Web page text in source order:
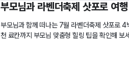
부모님과 라벤더축제 삿포로 여
부모님과 함께 떠나는 7월 라벤더축제 삿포로
천 료칸까지 부모님 맞춤형 힐링 팁을 확인해 보